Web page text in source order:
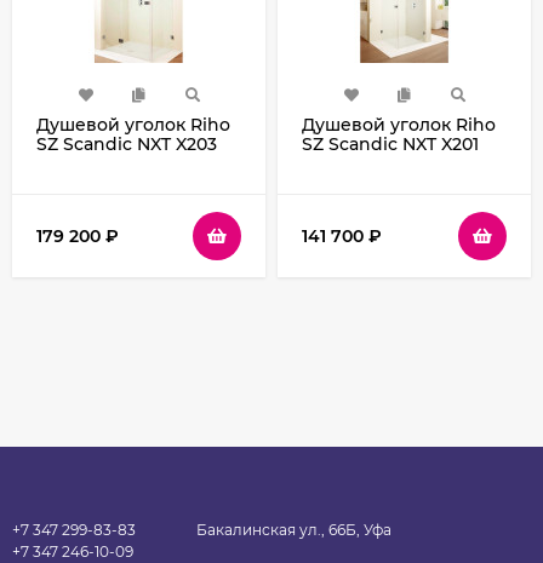
Душевой уголок Riho
SZ Scandic NXT X203
179 200 ₽
Душевой уголок Riho
SZ Scandic NXT X201
141 700 ₽
+7 347 299-83-83
+7 347 246-10-09
Бакалинская ул., 66Б, Уфа